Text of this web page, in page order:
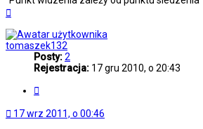
tomaszek132
Posty:2
Rejestracja: 17 gru 2010, o 20:43
17 wrz 2011, o 00:46